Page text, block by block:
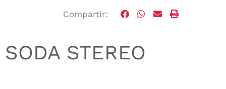
Compartir:
SODA STEREO